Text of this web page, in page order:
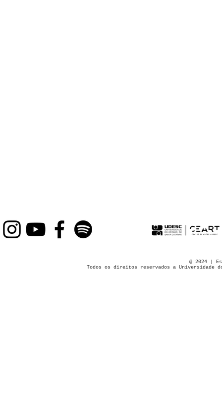
@ 2024 |
Todos os direitos reservados a Universidade